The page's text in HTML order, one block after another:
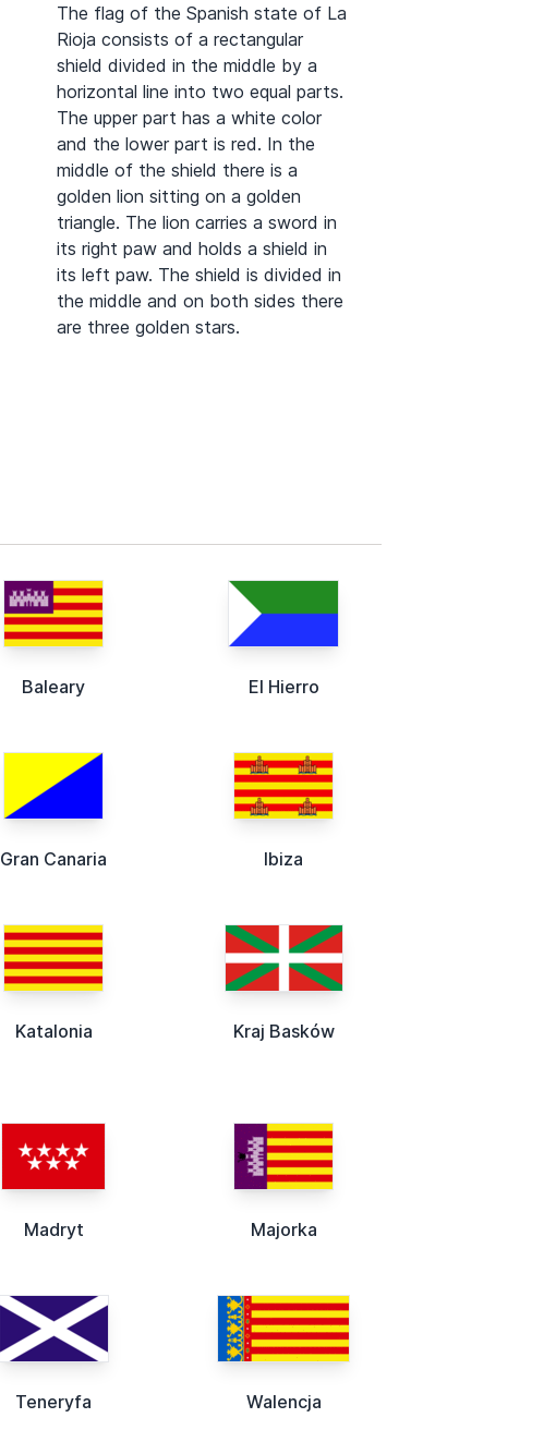
The flag of the Spanish state of La
Rioja consists of a rectangular
shield divided in the middle by a
horizontal line into two equal parts.
The upper part has a white color
and the lower part is red. In the
middle of the shield there is a
golden lion sitting on a golden
triangle. The lion carries a sword in
its right paw and holds a shield in
its left paw. The shield is divided in
the middle and on both sides there
are three golden stars.
Baleary El Hierro
Gran Canaria Ibiza
Katalonia Kraj Basków
Madryt Majorka
Teneryfa Walencja